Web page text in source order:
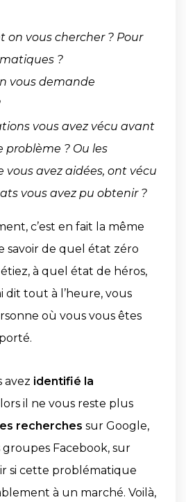
on vous chercher ? Pour
?
vous demande
vous avez vécu avant
problème ? Ou les
vous avez aidées, ont vécu
vous avez pu obtenir ?
c’est en fait la même
savoir de quel état zéro
à quel état de héros,
dit tout à l’heure, vous
où vous vous êtes
avez identifié la
il ne vous reste plus
recherches sur Google,
groupes Facebook, sur
si cette problématique
à un marché. Voilà,